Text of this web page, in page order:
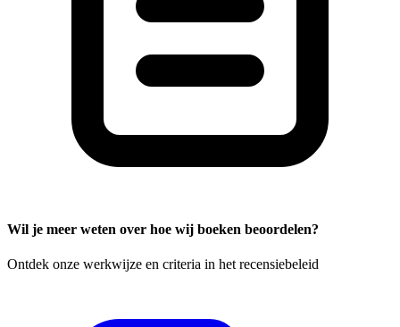
Wil je meer weten over hoe wij boeken beoordelen?
Ontdek onze werkwijze en criteria in het recensiebeleid